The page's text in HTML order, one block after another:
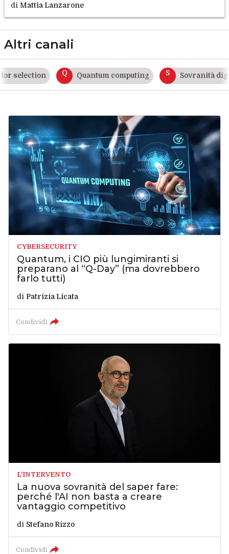
di Mattia Lanzarone
Altri canali
selection Q Quantum computing Sovranità
CYBERSECURITY
Quantum, i CIO più lungimiranti si
preparano al “Q-Day” (ma dovrebbero
farlo tutti)
di Patrizia Licata
Condividi
L'INTERVENTO
La nuova sovranità del saper fare:
perché l'AI non basta a creare
vantaggio competitivo
di Stefano Rizzo
Condividi